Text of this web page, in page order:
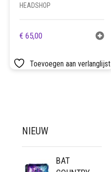
HEADSHOP
€ 65,00
Toevoegen aan verlanglijst
NIEUW
BAT